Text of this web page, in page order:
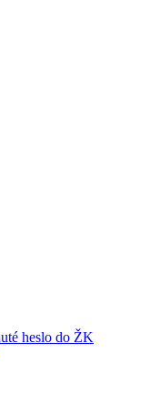
heslo do ŽK